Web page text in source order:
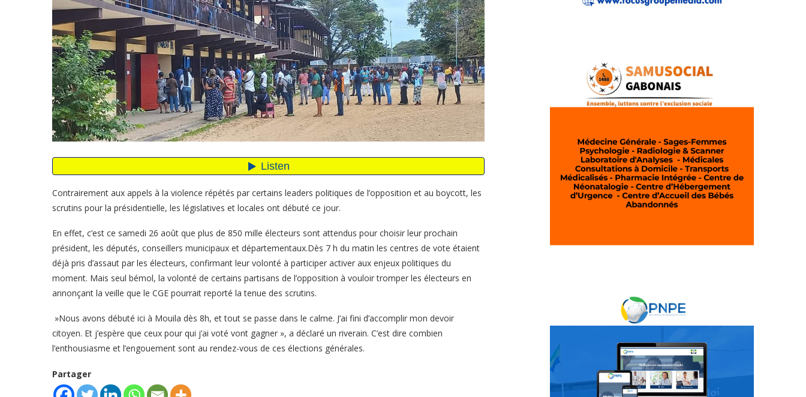
Contrairement aux appels à la violence répétés par certains leaders politiques de l’opposition et au boycott, les
scrutins pour la présidentielle, les législatives et locales ont débuté ce jour.
En effet, c’est ce samedi 26 août que plus de 850 mille électeurs sont attendus pour choisir leur prochain
président, les députés, conseillers municipaux et départementaux.Dès 7 h du matin les centres de vote étaient
déjà pris d’assaut par les électeurs, confirmant leur volonté à participer activer aux enjeux politiques du
moment. Mais seul bémol, la volonté de certains partisans de l’opposition à vouloir tromper les électeurs en
annonçant la veille que le CGE pourrait reporté la tenue des scrutins.
»Nous avons débuté ici à Mouila dès 8h, et tout se passe dans le calme. J’ai fini d’accomplir mon devoir
citoyen. Et j’espère que ceux pour qui j’ai voté vont gagner », a déclaré un riverain. C’est dire combien
l’enthousiasme et l’engouement sont au rendez-vous de ces élections générales.
Partager